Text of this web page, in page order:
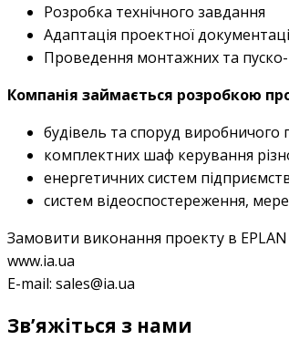
Розробка технічного завдання
Адаптація проектної
Проведення монтажних та
Компанія займається розробкою
будівель та споруд виробничого
комплектних шаф керування
енергетичних систем
систем відеоспостереження,
Замовити виконання проекту в
www.ia.ua
E-mail: sales@ia.ua
Звʼяжіться з нами